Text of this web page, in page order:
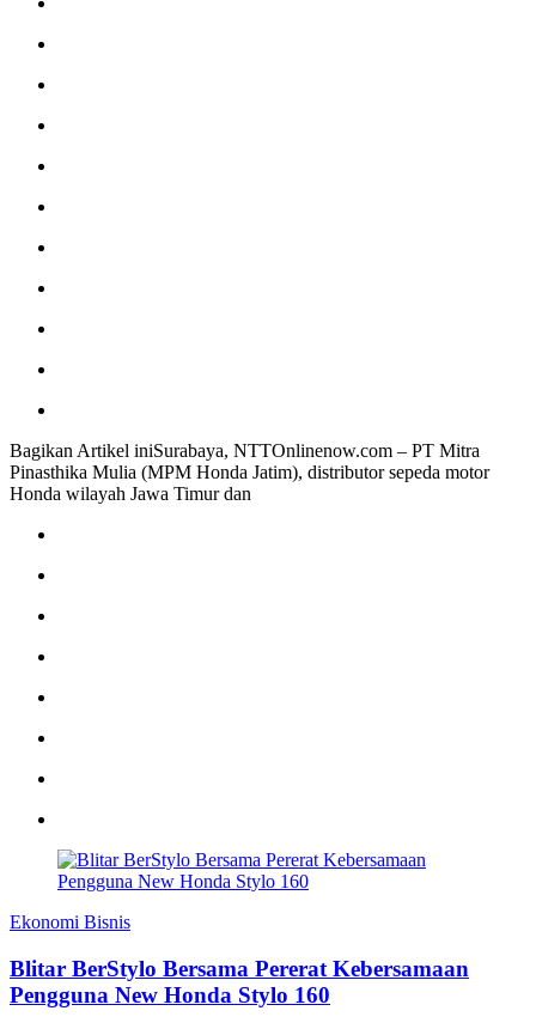
Bagikan Artikel iniSurabaya, NTTOnlinenow.com – PT Mitra
Pinasthika Mulia (MPM Honda Jatim), distributor sepeda motor
Honda wilayah Jawa Timur dan
Ekonomi Bisnis
Blitar BerStylo Bersama Pererat Kebersamaan
Pengguna New Honda Stylo 160